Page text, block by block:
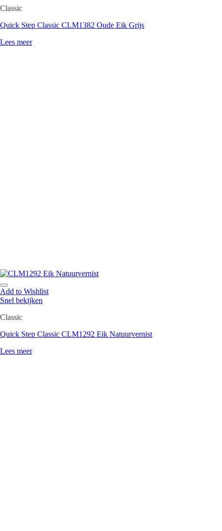
Classic
Quick Step Classic CLM1382 Oude Eik Grijs
Lees meer
Add to Wishlist
Snel bekijken
Classic
Quick Step Classic CLM1292 Eik Natuurvernist
Lees meer